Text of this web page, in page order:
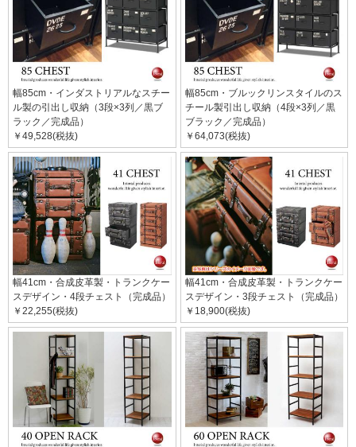
幅85cm・インダストリアルなスチー
ル製の引出し収納（3段×3列／黒ブ
ラック／完成品）
￥49,528(税抜)
幅85cm・ブルックリンスタイルのス
チール製引出し収納（4段×3列／黒
ブラック／完成品）
￥64,073(税抜)
幅41cm・合成皮革製・トランクケー
スデザイン・4段チェスト（完成品）
￥22,255(税抜)
幅41cm・合成皮革製・トランクケー
スデザイン・3段チェスト（完成品）
￥18,900(税抜)